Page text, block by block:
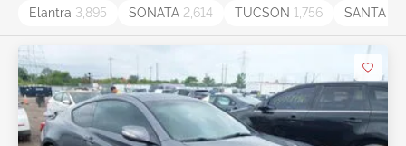
Elantra 3,895 SONATA 2,614 TUCSON 1,756 SANTA